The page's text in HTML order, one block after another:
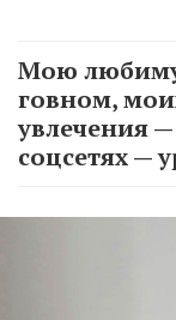
Мою
говном,
увлечения
соцсетях —